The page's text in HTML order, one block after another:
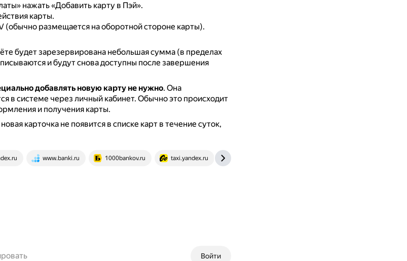
нажать «Добавить карту в Пэй».
карты.
(обычно размещается на оборотной стороне карты).
будет зарезервирована небольшая сумма (в пределах
и будут снова доступны после завершения
добавлять новую карту не нужно. Она
в системе через личный кабинет. Обычно это происходит
и получения карты.
карточка не появится в списке карт в течение суток,
www.banki.ru 1000bankov.ru taxi.yandex.ru
Войти